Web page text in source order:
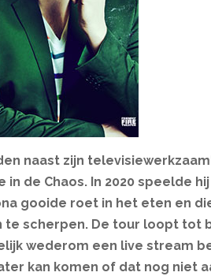
naast zijn
de Chaos. In 2020 speelde
gooide roet in het eten en
te scherpen. De tour loopt tot
wederom een live stream
kan komen of dat nog niet